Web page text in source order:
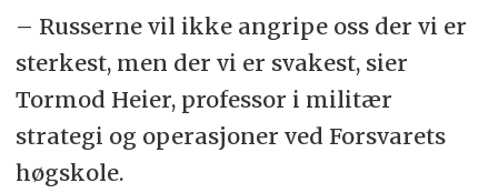
– Russerne vil ikke angripe oss der vi er
sterkest, men der vi er svakest, sier
Tormod Heier, professor i militær
strategi og operasjoner ved Forsvarets
høgskole.